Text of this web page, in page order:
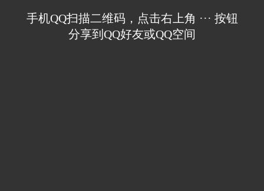
手机QQ扫描二维码，点击右上角 ··· 按钮
分享到QQ好友或QQ空间